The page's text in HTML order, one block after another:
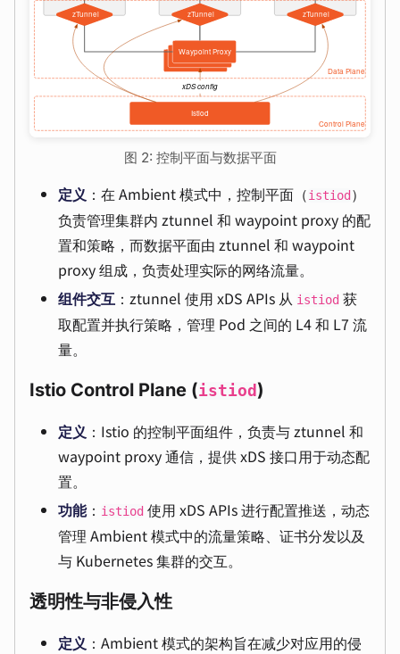
图 2: 控制平面与数据平面
定义 ：在 Ambient 模式中，控制平面（istiod ）
负责管理集群内 ztunnel 和 waypoint proxy 的配
置和策略，而数据平面由 ztunnel 和 waypoint
proxy 组成，负责处理实际的网络流量。
组件交互 ：ztunnel 使用 xDS APIs 从 istiod 获
取配置并执行策略，管理 Pod 之间的 L4 和 L7 流
量。
Istio Control Plane (istiod )
定义 ：Istio 的控制平面组件，负责与 ztunnel 和
waypoint proxy 通信，提供 xDS 接口用于动态配
置。
功能： istiod 使用 xDS APIs 进行配置推送，动态
管理 Ambient 模式中的流量策略、证书分发以及
与 Kubernetes 集群的交互。
透明性与非侵入性
定义 ：Ambient 模式的架构旨在减少对应用的侵